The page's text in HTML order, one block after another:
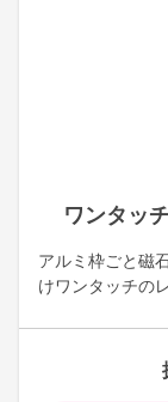
ワンタッ
アルミ枠ごと磁
けワンタッチの